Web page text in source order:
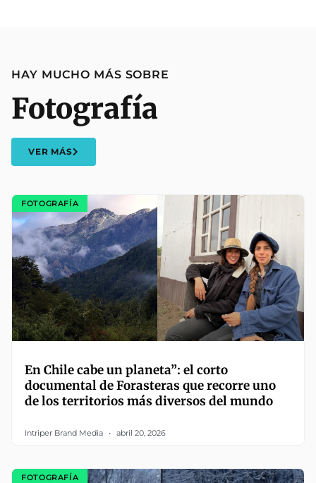
HAY MUCHO MÁS SOBRE
Fotografía
VER MÁS
FOTOGRAFÍA
En Chile cabe un planeta”: el corto
documental de Forasteras que recorre uno
de los territorios más diversos del mundo
Intriper Brand Media abril 20, 2026
FOTOGRAFÍA